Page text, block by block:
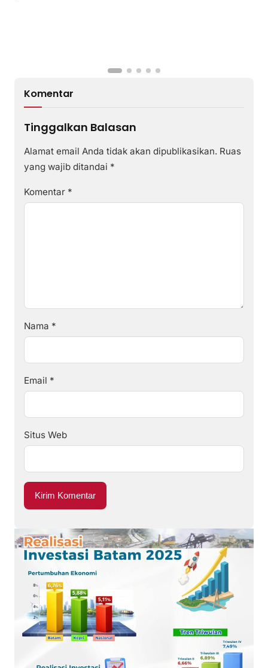
Komentar
Tinggalkan Balasan
Alamat email Anda tidak akan dipublikasikan. Ruas
yang wajib ditandai *
Komentar *
Nama *
Email *
Situs Web